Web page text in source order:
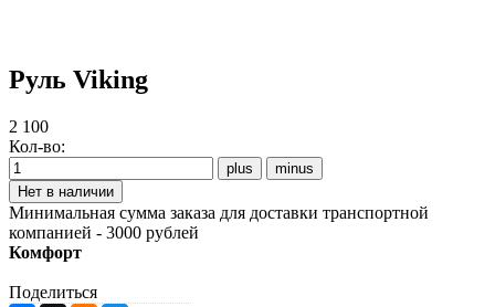
Руль Viking
2 100
Кол-во:
Минимальная сумма заказа для доставки транспортной
компанией - 3000 рублей
Комфорт
Поделиться